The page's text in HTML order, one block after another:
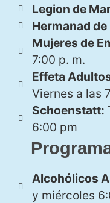
Legion de
Hermanad de
Mujeres de
7:00 p. m.
Effeta
Viernes a las
Schoenstatt:
6:00 pm
Alcohólicos
y miércoles